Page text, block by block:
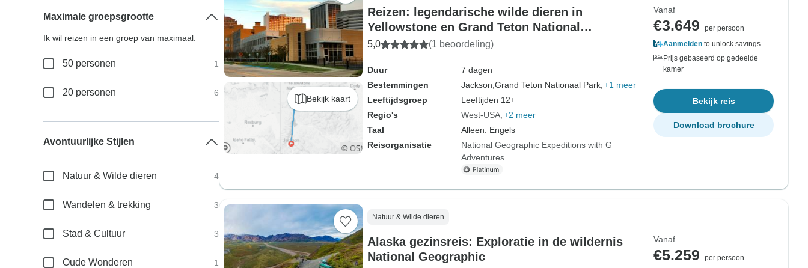
Bekijk kaart
Reizen: legendarische wilde dieren in
Yellowstone en Grand Teton National
Geographic
5,0 (1 beoordeling)
Duur
7 dagen
Bestemmingen
Jackson, Grand Teton Nationaal Park, +1 meer
Leeftijdsgroep
Leeftijden 12+
Regio's
West-USA +2 meer
Taal
Alleen: Engels
Reisorganisatie
National Geographic Expeditions with G
Adventures
Vanaf
€3.649
per persoon
Aanmelden to unlock savings
Prijs gebaseerd op gedeelde
kamer
Bekijk reis
Download brochure
Natuur & Wilde dieren
Alaska gezinsreis: Exploratie in de wildernis
National Geographic
Vanaf
€5.259
per persoon
Maximale groepsgrootte
Ik wil reizen in een groep van maximaal:
50 personen 1
20 personen 6
Avontuurlijke Stijlen
Natuur & Wilde dieren 4
Wandelen & trekking 3
Stad & Cultuur 3
Oude Wonderen 1